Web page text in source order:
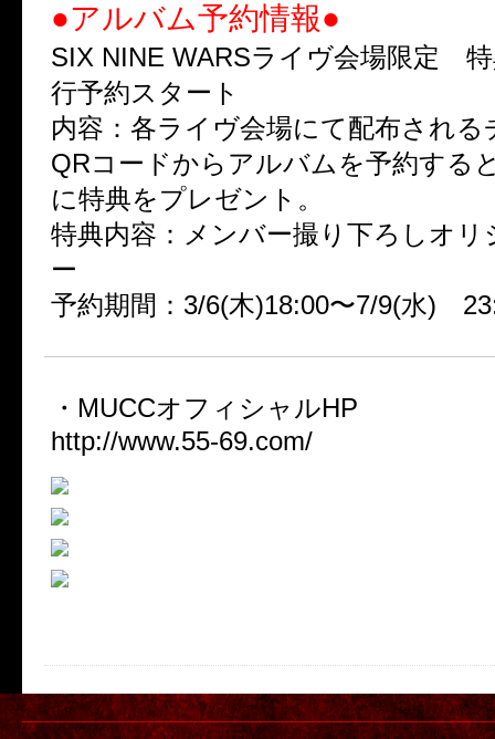
●アルバム予約情報●
SIX NINE WARSライヴ会場限定
行予約スタート
内容：各ライヴ会場にて配布され
QRコードからアルバムを予約する
に特典をプレゼント。
特典内容：メンバー撮り下ろしオ
ー
予約期間：3/6(木)18:00〜7/9(水)
・MUCCオフィシャルHP
http://www.55-69.com/